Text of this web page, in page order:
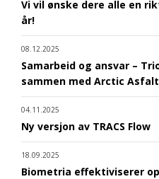
Vi vil ønske dere alle en
år!
08.12.2025
Samarbeid og ansvar –
sammen med Arctic Asfalt
04.11.2025
Ny versjon av TRACS Flow
18.09.2025
Biometria effektiviserer